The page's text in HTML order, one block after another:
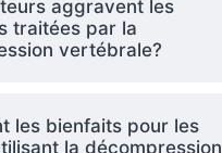
aggravent les
traitées par la
vertébrale?
les bienfaits pour les
la décompression